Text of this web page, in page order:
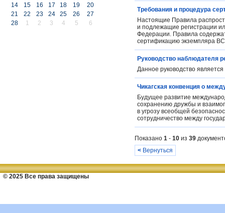
14
15 16 17 18 19
20
21
22 23 24 25 26
27
28
1 2 3 4 5 6
Требования и процедура
Настоящие Правила
и подлежащие регистрации
Федерации. Правила
сертификацию экземпляра
Руководство наблюдателя
Данное руководство
Чикагская конвенция о
Будущее развитие
сохранению дружбы и
в угрозу всеобщей
сотрудничество между
Показано 1 - 10 из 39
< Вернуться
© 2025 Все права защищены